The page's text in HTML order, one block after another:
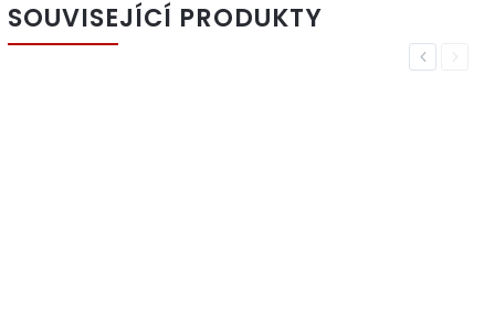
SOUVISEJÍCÍ PRODUKTY
PreviousNext